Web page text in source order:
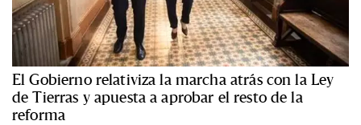
El Gobierno relativiza la marcha atrás con la Ley
de Tierras y apuesta a aprobar el resto de la
reforma